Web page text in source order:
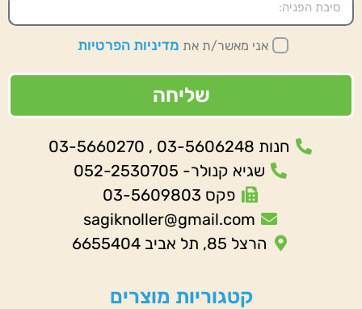
אני מאשר/ת את מדיניות הפרטיות
שליחה
חנות 03-5606248 , 03-5660270
שגיא קנולר- 052-2530705
פקס 03-5609803
sagiknoller@gmail.com
הרצל 85, תל אביב 6655404
קטגוריות מוצרים